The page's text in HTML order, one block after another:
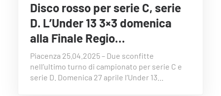
Disco rosso per serie C, serie
D. L’Under 13 3×3 domenica
alla Finale Regio…
Piacenza 25.04.2025 – Due sconfitte
nell’ultimo turno di campionato per serie C e
serie D. Domenica 27 aprile l’Under 13…